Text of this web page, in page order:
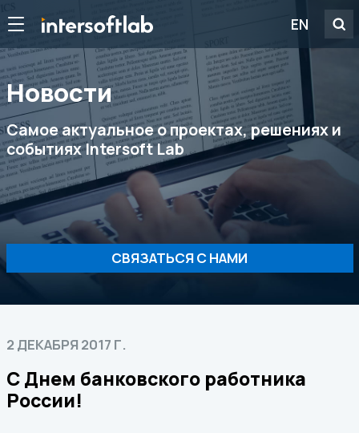
EN
Новости
Самое актуальное о проектах, решениях и
событиях Intersoft Lab
СВЯЗАТЬСЯ С НАМИ
2 ДЕКАБРЯ 2017 Г.
С Днем банковского работника
России!